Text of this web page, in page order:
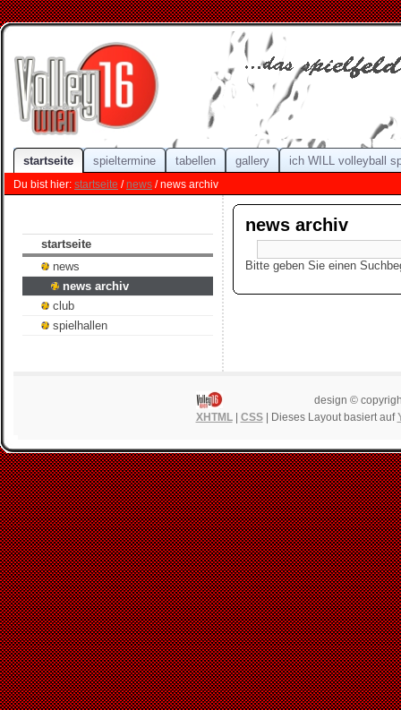
startseite spieltermine tabellen gallery ich WILL volleyball
Du bist hier: startseite /news / news archiv
startseite
news
news archiv
club
spielhallen
news archiv
Bitte geben Sie einen
design ©
XHTML| CSS| Dieses Layout basiert auf